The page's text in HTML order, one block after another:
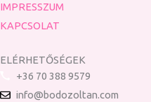
IMPRESSZUM
KAPCSOLAT
ELÉRHETŐSÉGEK
+36 70 388 9579
info@bodozoltan.com